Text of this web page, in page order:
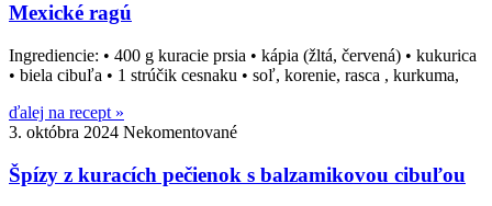
Mexické ragú
Ingrediencie: • 400 g kuracie prsia • kápia (žltá, červená) • kukurica
• biela cibuľa • 1 strúčik cesnaku • soľ, korenie, rasca , kurkuma,
ďalej na recept »
3. októbra 2024 Nekomentované
Špízy z kuracích pečienok s balzamikovou cibuľou